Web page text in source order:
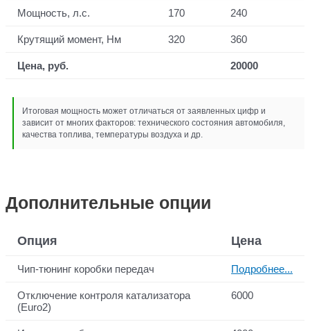
Мощность, л.с. 170 240
Крутящий момент, Нм 320 360
Цена, руб. 20000
Итоговая мощность может отличаться от заявленных цифр и
зависит от многих факторов: технического состояния автомобиля,
качества топлива, температуры воздуха и др.
Дополнительные опции
Опция Цена
Чип-тюнинг коробки передач Подробнее...
Отключение контроля катализатора
(Euro2)
6000